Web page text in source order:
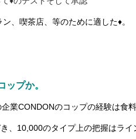
、喫茶店、等のために適した♦。
ップか。
業CONDONのコップの経験は食
、10,000のタイプ上の把握はライ